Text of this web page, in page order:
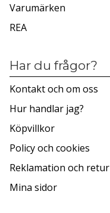
Varumärken
REA
Har du frågor?
Kontakt och om oss
Hur handlar jag?
Köpvillkor
Policy och cookies
Reklamation och retur
Mina sidor